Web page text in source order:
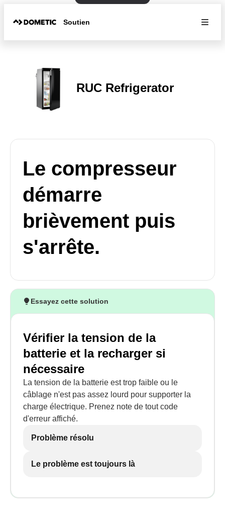
Soutien
RUC Refrigerator
Le compresseur
démarre
brièvement puis
s'arrête.
Essayez cette solution
Vérifier la tension de la
batterie et la recharger si
nécessaire
La tension de la batterie est trop faible ou le
câblage n'est pas assez lourd pour supporter la
charge électrique. Prenez note de tout code
d'erreur affiché.
Problème résolu
Le problème est toujours là